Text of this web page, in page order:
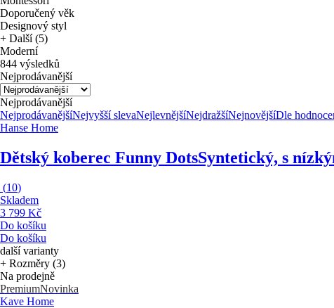
Doporučený věk
Designový styl
+ Další (5)
Moderní
844 výsledků
Nejprodávanější
Nejprodávanější
NejprodávanějšíNejvyšší slevaNejlevnějšíNejdražšíNejnovějšíDle
Hanse Home
Dětský koberec Funny DotsSyntetický, s
(10)
Skladem
3 799 Kč
Do košíku
Do košíku
další varianty
+ Rozměry (3)
Na prodejně
PremiumNovinka
Kave Home